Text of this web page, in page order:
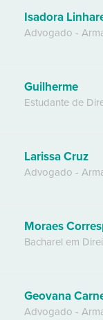
Isadora
Advogado -
Guilherme
Estudante de
Larissa Cruz
Advogado -
Moraes
Bacharel em
Geovana
Advogado -